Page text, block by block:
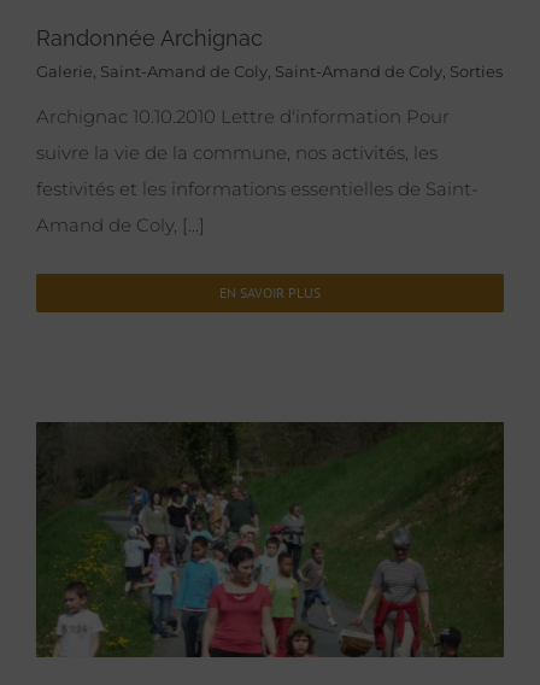
Randonnée Archignac
Galerie, Saint-Amand de Coly, Saint-Amand de Coly, Sorties
Archignac 10.10.2010 Lettre d'information Pour
suivre la vie de la commune, nos activités, les
festivités et les informations essentielles de Saint-
Amand de Coly, [...]
EN SAVOIR PLUS